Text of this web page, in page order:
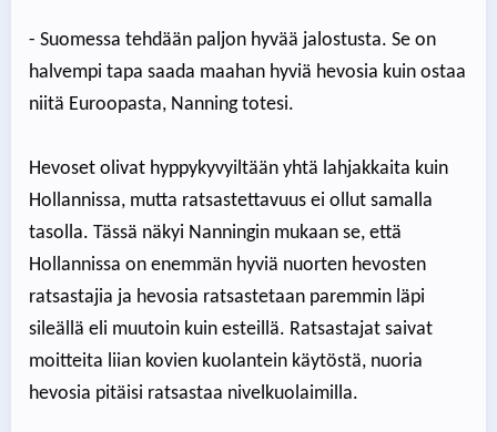
- Suomessa tehdään paljon hyvää jalostusta. Se on
halvempi tapa saada maahan hyviä hevosia kuin ostaa
niitä Euroopasta, Nanning totesi.
Hevoset olivat hyppykyvyiltään yhtä lahjakkaita kuin
Hollannissa, mutta ratsastettavuus ei ollut samalla
tasolla. Tässä näkyi Nanningin mukaan se, että
Hollannissa on enemmän hyviä nuorten hevosten
ratsastajia ja hevosia ratsastetaan paremmin läpi
sileällä eli muutoin kuin esteillä. Ratsastajat saivat
moitteita liian kovien kuolantein käytöstä, nuoria
hevosia pitäisi ratsastaa nivelkuolaimilla.